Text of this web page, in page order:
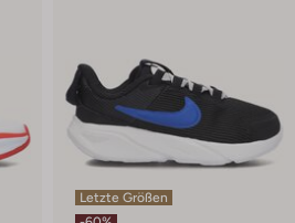
Letzte Größen